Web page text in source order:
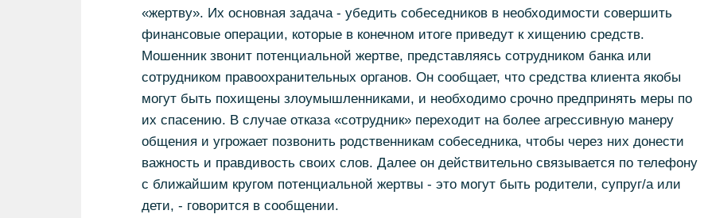
«жертву». Их основная задача - убедить собеседников в необходимости совершить
финансовые операции, которые в конечном итоге приведут к хищению средств.
Мошенник звонит потенциальной жертве, представляясь сотрудником банка или
сотрудником правоохранительных органов. Он сообщает, что средства клиента якобы
могут быть похищены злоумышленниками, и необходимо срочно предпринять меры по
их спасению. В случае отказа «сотрудник» переходит на более агрессивную манеру
общения и угрожает позвонить родственникам собеседника, чтобы через них донести
важность и правдивость своих слов. Далее он действительно связывается по телефону
с ближайшим кругом потенциальной жертвы - это могут быть родители, супруг/а или
дети, - говорится в сообщении.